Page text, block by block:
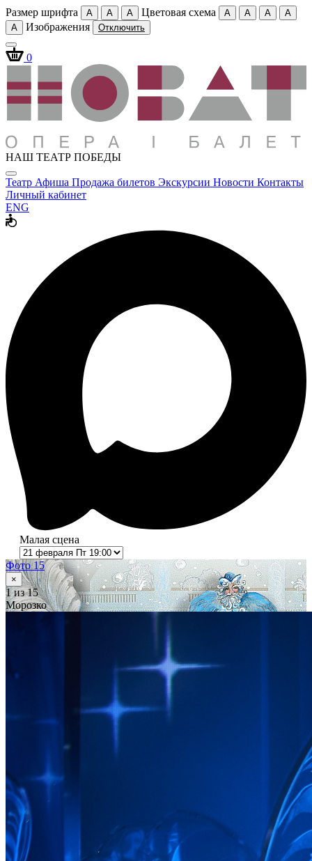
Размер шрифта A A A Цветовая схема A A A
A
A
Изображения Отключить
0
НАШ ТЕАТР ПОБЕДЫ
Театр Афиша Продажа билетов Экскурсии Новости Контакты
Личный кабинет
ENG
Малая сцена
Фото 15
×
1из 15
Морозко